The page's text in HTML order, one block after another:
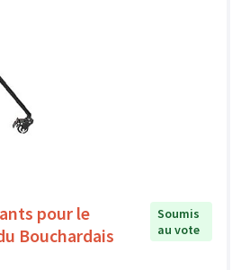
pour le
Bouchardais
Soumis
au vote